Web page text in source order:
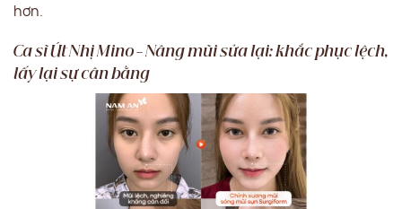
hơn.
Ca sĩ Út Nhị Mino – Nâng mũi sửa lại: khắc phục lệch,
lấy lại sự cân bằng